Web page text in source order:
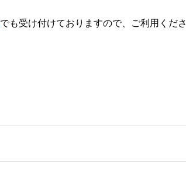
でも受け付けておりますので、ご利用くださ